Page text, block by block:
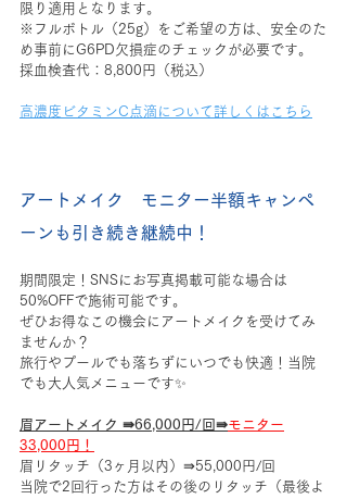
限り適用となります。
※フルボトル（25g）をご希望の方は、安全のた
め事前にG6PD欠損症のチェックが必要です。
採血検査代：8,800円（税込）
高濃度ビタミンC点滴について詳しくはこちら
アートメイク　モニター半額キャンペ
ーンも引き続き継続中！
期間限定！SNSにお写真掲載可能な場合は
50%OFFで施術可能です。
ぜひお得なこの機会にアートメイクを受けてみ
ませんか？
旅行やプールでも落ちずにいつでも快適！当院
でも大人気メニューです✨️
眉アートメイク ⇛66,000円/回⇛モニター
33,000円！
眉リタッチ（3ヶ月以内）⇛55,000円/回
当院で2回行った方はその後のリタッチ（最後よ